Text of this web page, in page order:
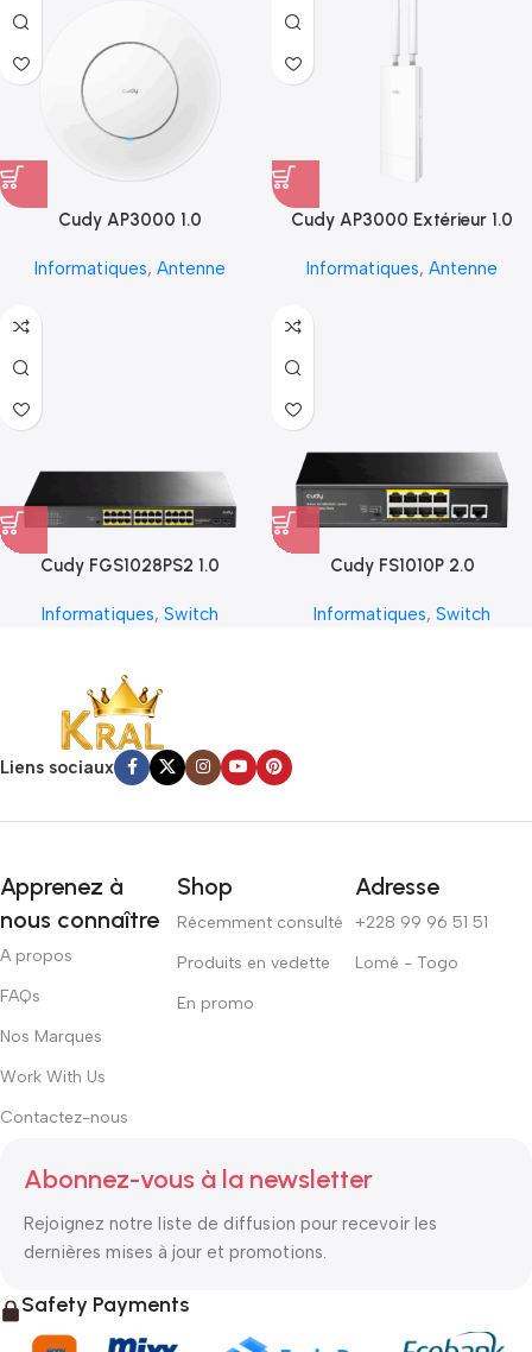
Cudy AP3000 1.0
Informatiques, Antenne
Cudy AP3000 Extérieur 1.0
Informatiques, Antenne
Cudy FGS1028PS2 1.0
Informatiques, Switch
Cudy FS1010P 2.0
Informatiques, Switch
Liens sociaux
Apprenez à
nous connaître
A propos
FAQs
Nos Marques
Work With Us
Contactez-nous
Shop
Récemment consulté
Produits en vedette
En promo
Adresse
+228 99 96 51 51
Lomé - Togo
Abonnez-vous à la newsletter
Rejoignez notre liste de diffusion pour recevoir les
dernières mises à jour et promotions.
Safety Payments